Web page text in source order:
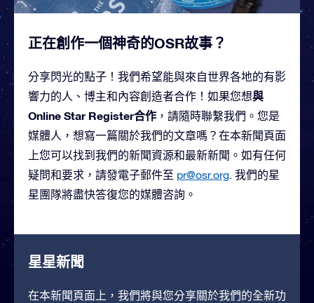
正在創作一個神奇的OSR故事？
分享閃光的點子！我們希望能與來自世界各地的有影
響力的人、博主和內容創造者合作！如果您想與
Online Star Register合作 ，請隨時聯繫我們。您是
媒體人，想寫一篇關於我們的文章嗎？在本新聞頁面
上您可以找到我們的新聞資源和最新新聞。如有任何
疑問和要求，請發電子郵件至 pr@osr.org. 我們的星
星團隊將盡快答復您的媒體咨詢。
星星新聞
在本新聞頁面上，我們將與您分享關於我們的全新功